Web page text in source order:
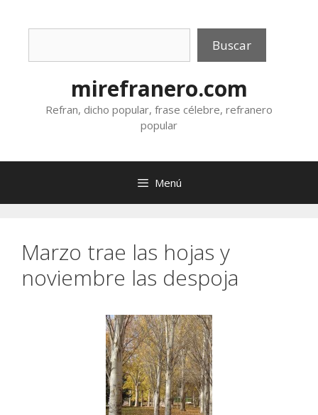
Buscar
mirefranero.com
Refran, dicho popular, frase célebre, refranero
popular
Menú
Marzo trae las hojas y
noviembre las despoja